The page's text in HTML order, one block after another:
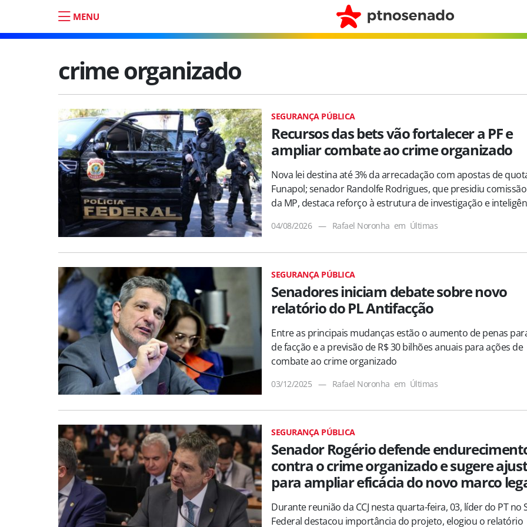
MENU
crime organizado
SEGURANÇA PÚBLICA
Recursos das bets vão fortalecer a PF e
ampliar combate ao crime organizado
Nova lei destina até 3% da arrecadação com apostas de
Funapol; senador Randolfe Rodrigues, que presidiu
da MP, destaca reforço à estrutura de investigação e
04/08/2026 — Rafael Noronha em Últimas
SEGURANÇA PÚBLICA
Senadores iniciam debate sobre novo
relatório do PL Antifacção
Entre as principais mudanças estão o aumento de penas
de facção e a previsão de R$ 30 bilhões anuais para ações de
combate ao crime organizado
03/12/2025 — Rafael Noronha em Últimas
SEGURANÇA PÚBLICA
Senador Rogério defende
contra o crime organizado e sugere
para ampliar eficácia do novo marco
Durante reunião da CCJ nesta quarta-feira, 03, líder do PT no
Federal destacou importância do projeto, elogiou o relatório